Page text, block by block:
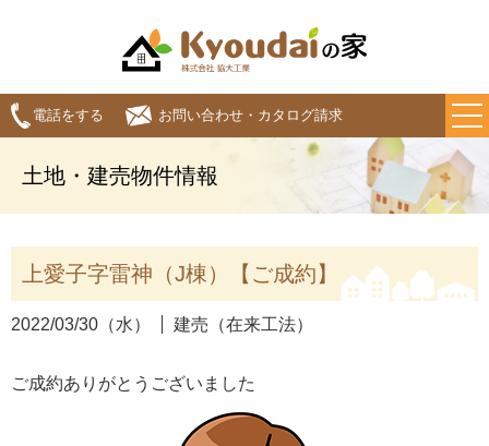
電話をする お問い合わせ・カタログ請求
土地・建売物件情報
上愛子字雷神（J棟）【ご成約】
2022/03/30（水） 建売（在来工法）
ご成約ありがとうございました